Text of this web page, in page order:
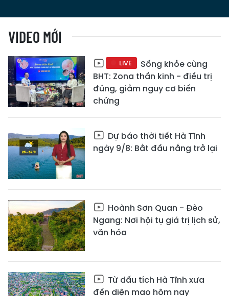
VIDEO MỚI
LIVE
Sống khỏe cùng
BHT: Zona thần kinh - điều trị
đúng, giảm nguy cơ biến
chứng
Dự báo thời tiết Hà Tĩnh
ngày 9/8: Bắt đầu nắng trở lại
Hoành Sơn Quan - Đèo
Ngang: Nơi hội tụ giá trị lịch sử,
văn hóa
Từ dấu tích Hà Tĩnh xưa
đến diện mạo hôm nay